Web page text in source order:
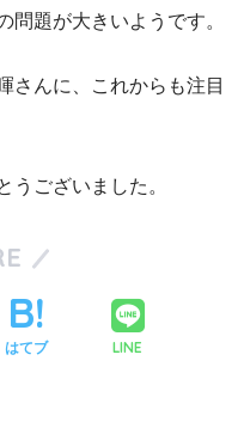
問題が大きいようです。
さんに、これからも注目
うございました。
はてブ LINE